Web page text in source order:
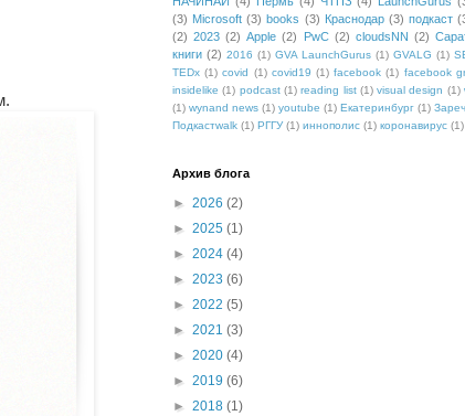
(3) Microsoft (3) books (3) Краснодар (3) подкаст
(2) 2023 (2) Apple (2) PwC (2) cloudsNN (2)
книги (2) 2016 (1) GVA LaunchGurus (1) GVALG (1)
TEDx (1) covid (1) covid19 (1) facebook (1) facebook
insidelike (1) podcast (1) reading list (1) visual design (1)
(1) wynand news (1) youtube (1) Екатеринбург (1)
Подкастwalk (1) РГГУ (1) иннополис (1) коронавирус (1)
Архив блога
► 2026 (2)
► 2025 (1)
► 2024 (4)
► 2023 (6)
► 2022 (5)
► 2021 (3)
► 2020 (4)
► 2019 (6)
► 2018 (1)